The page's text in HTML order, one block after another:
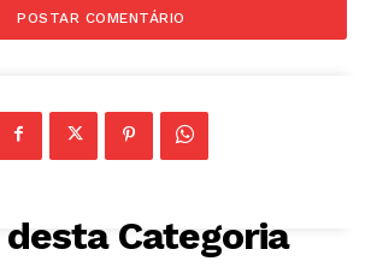
desta Categoria